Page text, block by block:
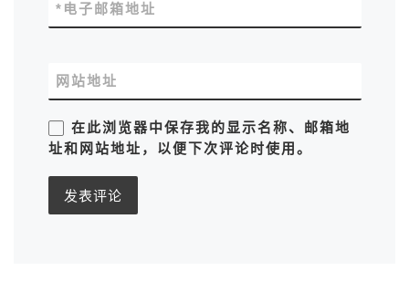
电子邮箱地址
*
网站地址
在此浏览器中保存我的显示名称、邮箱地
址和网站地址，以便下次评论时使用。